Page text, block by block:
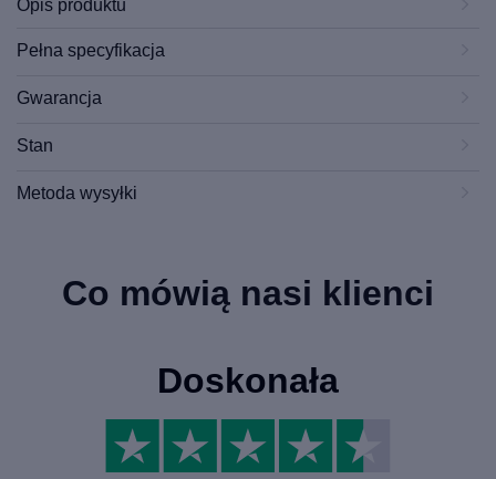
Opis produktu
Pełna specyfikacja
Gwarancja
Stan
Metoda wysyłki
Co mówią nasi klienci
Doskonała